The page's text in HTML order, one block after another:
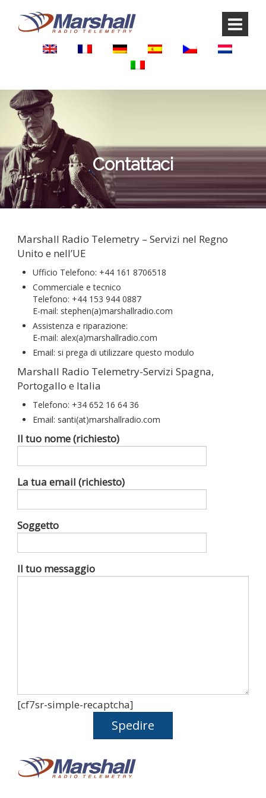
contenuti
menu
Contattaci
Marshall Radio Telemetry – Servizi nel Regno
Unito e nell’UE
Ufficio Telefono: +44 161 8706518
Commerciale e tecnico
Telefono: +44 153 944 0887
E-mail: stephen(a)marshallradio.com
Assistenza e riparazione:
E-mail: alex(a)marshallradio.com
Email: si prega di utilizzare questo modulo
Marshall Radio Telemetry-Servizi Spagna,
Portogallo e Italia
Telefono: +34 652 16 64 36
Email: santi(at)marshallradio.com
Il tuo nome (richiesto)
La tua email (richiesto)
Soggetto
Il tuo messaggio
[cf7sr-simple-recaptcha]